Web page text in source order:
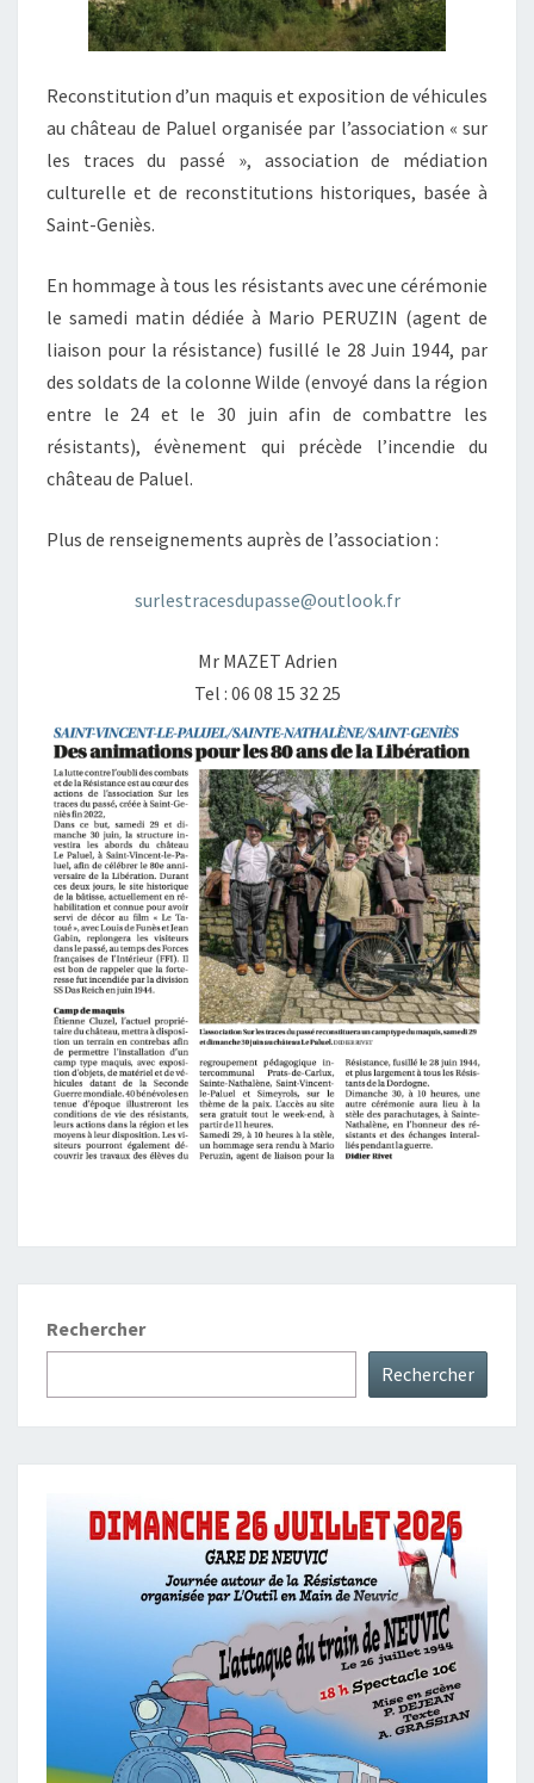
Reconstitution d’un maquis et exposition de véhicules
au château de Paluel organisée par l’association « sur
les traces du passé », association de médiation
culturelle et de reconstitutions historiques, basée à
Saint-Geniès.
En hommage à tous les résistants avec une cérémonie
le samedi matin dédiée à Mario PERUZIN (agent de
liaison pour la résistance) fusillé le 28 Juin 1944, par
des soldats de la colonne Wilde (envoyé dans la région
entre le 24 et le 30 juin afin de combattre les
résistants), évènement qui précède l’incendie du
château de Paluel.
Plus de renseignements auprès de l’association :
surlestracesdupasse@outlook.fr
Mr MAZET Adrien
Tel : 06 08 15 32 25
Rechercher
Rechercher